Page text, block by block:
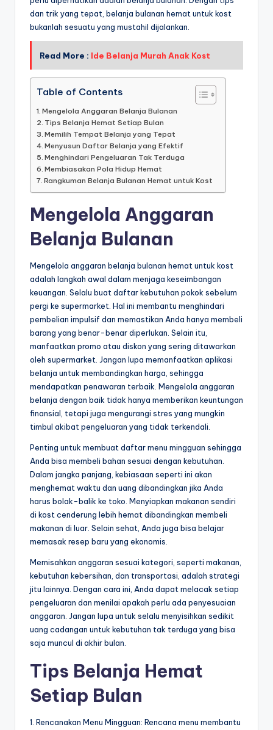
dan trik yang tepat, belanja bulanan hemat untuk kost
bukanlah sesuatu yang mustahil dijalankan.
Read More : Ide Belanja Murah Anak Kost
Table of Contents
Mengelola Anggaran Belanja Bulanan
Tips Belanja Hemat Setiap Bulan
Memilih Tempat Belanja yang Tepat
Menyusun Daftar Belanja yang Efektif
Menghindari Pengeluaran Tak Terduga
Membiasakan Pola Hidup Hemat
Rangkuman Belanja Bulanan Hemat untuk Kost
Mengelola Anggaran
Belanja Bulanan
Mengelola anggaran belanja bulanan hemat untuk kost
adalah langkah awal dalam menjaga keseimbangan
keuangan. Selalu buat daftar kebutuhan pokok sebelum
pergi ke supermarket. Hal ini membantu menghindari
pembelian impulsif dan memastikan Anda hanya membeli
barang yang benar-benar diperlukan. Selain itu,
manfaatkan promo atau diskon yang sering ditawarkan
oleh supermarket. Jangan lupa memanfaatkan aplikasi
belanja untuk membandingkan harga, sehingga
mendapatkan penawaran terbaik. Mengelola anggaran
belanja dengan baik tidak hanya memberikan keuntungan
finansial, tetapi juga mengurangi stres yang mungkin
timbul akibat pengeluaran yang tidak terkendali.
Penting untuk membuat daftar menu mingguan sehingga
Anda bisa membeli bahan sesuai dengan kebutuhan.
Dalam jangka panjang, kebiasaan seperti ini akan
menghemat waktu dan uang dibandingkan jika Anda
harus bolak-balik ke toko. Menyiapkan makanan sendiri
di kost cenderung lebih hemat dibandingkan membeli
makanan di luar. Selain sehat, Anda juga bisa belajar
memasak resep baru yang ekonomis.
Memisahkan anggaran sesuai kategori, seperti makanan,
kebutuhan kebersihan, dan transportasi, adalah strategi
jitu lainnya. Dengan cara ini, Anda dapat melacak setiap
pengeluaran dan menilai apakah perlu ada penyesuaian
anggaran. Jangan lupa untuk selalu menyisihkan sedikit
uang cadangan untuk kebutuhan tak terduga yang bisa
saja muncul di akhir bulan.
Tips Belanja Hemat
Setiap Bulan
1. Rencanakan Menu Mingguan: Rencana menu membantu